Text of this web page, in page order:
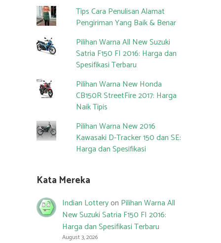
Tips Cara Penulisan Alamat
Pengiriman Yang Baik & Benar
Pilihan Warna All New Suzuki
Satria F150 FI 2016: Harga dan
Spesifikasi Terbaru
Pilihan Warna New Honda
CB150R StreetFire 2017: Harga
Naik Tipis
Pilihan Warna New 2016
Kawasaki D-Tracker 150 dan SE:
Harga dan Spesifikasi
Kata Mereka
Indian Lotteryon Pilihan Warna All
New Suzuki Satria F150 FI 2016:
Harga dan Spesifikasi Terbaru
August 3, 2026